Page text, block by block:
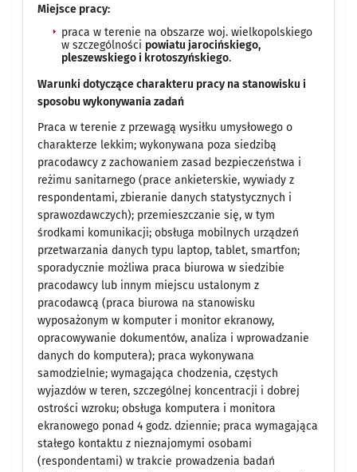
Miejsce pracy:
praca w terenie na obszarze woj. wielkopolskiego
w szczególności powiatu jarocińskiego,
pleszewskiego i krotoszyńskiego.
Warunki dotyczące charakteru pracy na stanowisku i
sposobu wykonywania zadań
Praca w terenie z przewagą wysiłku umysłowego o
charakterze lekkim; wykonywana poza siedzibą
pracodawcy z zachowaniem zasad bezpieczeństwa i
reżimu sanitarnego (prace ankieterskie, wywiady z
respondentami, zbieranie danych statystycznych i
sprawozdawczych); przemieszczanie się, w tym
środkami komunikacji; obsługa mobilnych urządzeń
przetwarzania danych typu laptop, tablet, smartfon;
sporadycznie możliwa praca biurowa w siedzibie
pracodawcy lub innym miejscu ustalonym z
pracodawcą (praca biurowa na stanowisku
wyposażonym w komputer i monitor ekranowy,
opracowywanie dokumentów, analiza i wprowadzanie
danych do komputera); praca wykonywana
samodzielnie; wymagająca chodzenia, częstych
wyjazdów w teren, szczególnej koncentracji i dobrej
ostrości wzroku; obsługa komputera i monitora
ekranowego ponad 4 godz. dziennie; praca wymagająca
stałego kontaktu z nieznajomymi osobami
(respondentami) w trakcie prowadzenia badań